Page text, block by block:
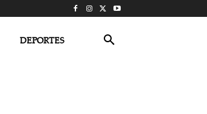
DEPORTES